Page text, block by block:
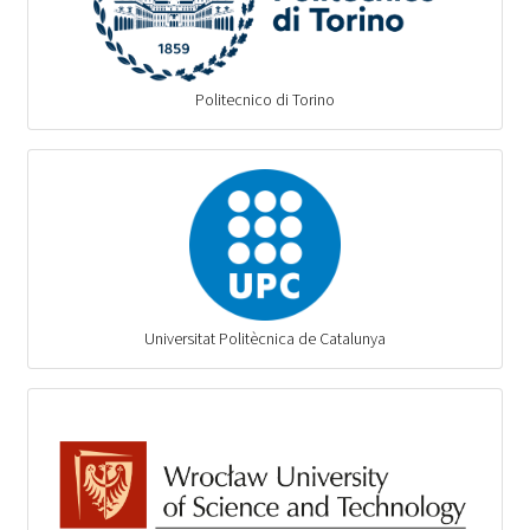
Politecnico di Torino
Universitat Politècnica de Catalunya